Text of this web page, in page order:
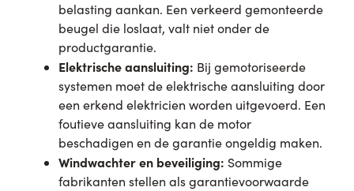
belasting aankan. Een verkeerd gemonteerde
beugel die loslaat, valt niet onder de
productgarantie.
Elektrische aansluiting: Bij gemotoriseerde
systemen moet de elektrische aansluiting door
een erkend elektricien worden uitgevoerd. Een
foutieve aansluiting kan de motor
beschadigen en de garantie ongeldig maken.
Windwachter en beveiliging: Sommige
fabrikanten stellen als garantievoorwaarde